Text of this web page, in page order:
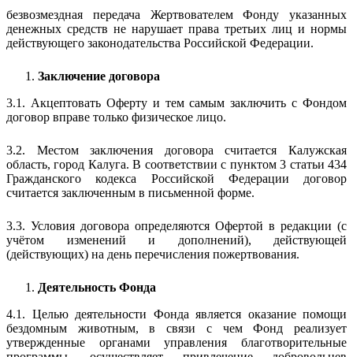
безвозмездная передача Жертвователем Фонду указанных
денежных средств не нарушает права третьих лиц и нормы
действующего законодательства Российской Федерации.
Заключение договора
3.1. Акцептовать Оферту и тем самым заключить с Фондом
договор вправе только физическое лицо.
3.2. Местом заключения договора считается Калужская
область, город Калуга. В соответствии с пунктом 3 статьи 434
Гражданского кодекса Российской Федерации договор
считается заключенным в письменной форме.
3.3. Условия договора определяются Офертой в редакции (с
учётом изменений и дополнений), действующей
(действующих) на день перечисления пожертвования.
Деятельность Фонда
4.1. Целью деятельности Фонда является оказание помощи
бездомным животным, в связи с чем Фонд реализует
утвержденные органами управления благотворительные